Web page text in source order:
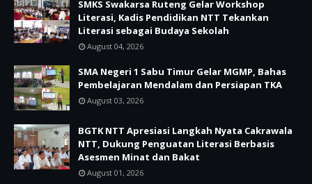
SMKS Swakarsa Ruteng Gelar Workshop
Literasi, Kadis Pendidikan NTT Tekankan
Literasi sebagai Budaya Sekolah
August 04, 2026
SMA Negeri 1 Sabu Timur Gelar MGMP, Bahas
Pembelajaran Mendalam dan Persiapan TKA
August 03, 2026
BGTK NTT Apresiasi Langkah Nyata Cakrawala
NTT, Dukung Penguatan Literasi Berbasis
Asesmen Minat dan Bakat
August 01, 2026